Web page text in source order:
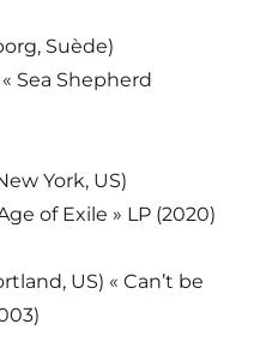
Suède)
Sea Shepherd
York, US)
of Exile » LP (2020)
US) « Can’t be